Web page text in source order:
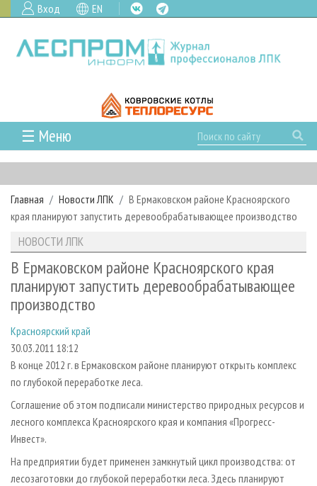
Вход EN
☰ Меню
ГЛАВНАЯ
РУБРИКИ И ТЕМЫ
РУБРИКИ ЖУРНАЛА
ЛЕСОЗАГОТОВКА
ЛЕСОПИЛЕНИЕ
ДЕРЕВООБРАБОТКА
СУШКА ДРЕВЕСИНЫ
ПРОИЗВОДСТВО ДРЕВЕСНЫХ ПЛИТ
ДЕРЕВЯННОЕ ДОМОСТРОЕНИЕ
ПРОИЗВОДСТВО МЕБЕЛИ
БИОЭНЕРГЕТИКА
ЦБП
ИНСТРУМЕНТ И МАТЕРИАЛЫ
НОВОСТИ
НОВОСТИ ЛПК
НОВОСТИ ЖУРНАЛА
НОВОСТИ КОМПАНИЙ
ПРОЕКТЫ ЛПИ
АНАЛИТИКА
ПРЕДПРИЯТИЯ ЛПК
ЛЕСНЫЕ РЕГИОНЫ РОССИИ
ПЕРСОНЫ
МОБИЛЬНЫЕ ВЫСТАВКИ
ОФИЦИАЛЬНЫЕ ДЕЛЕГАЦИИ
ПРИОРИТЕТНЫЕ ИНВЕСТПРОЕКТЫ
RUSSIAN FORESTRY REVIEW
ГАЗЕТА ЛЕСПРОМФОРУМ
БИБЛИОТЕКА СПЕЦИАЛИСТА
АРХИВ
АРХИВ ЖУРНАЛОВ
СТАТЬИ
О ЖУРНАЛЕ
ПОДПИСКА
КОНТАКТЫ
РЕКЛАМОДАТЕЛЯМ
РЕКЛАМА
РЕКЛАМА НА САЙТЕ
Главная Новости ЛПК
В Ермаковском районе Красноярского
края планируют запустить деревообрабатывающее производство
НОВОСТИ ЛПК
В Ермаковском районе Красноярского края
планируют запустить деревообрабатывающее
производство
Красноярский край
30.03.2011 18:12
В конце 2012 г. в Ермаковском районе планируют открыть комплекс
по глубокой переработке леса.
Соглашение об этом подписали министерство природных ресурсов и
лесного комплекса Красноярского края и компания «Прогресс-
Инвест».
На предприятии будет применен замкнутый цикл производства: от
лесозаготовки до глубокой переработки леса. Здесь планируют